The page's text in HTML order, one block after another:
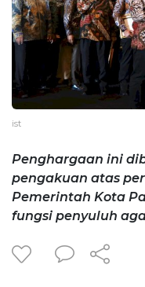
ist
Penghargaan ini
pengakuan atas
Pemerintah Kota
fungsi penyuluh